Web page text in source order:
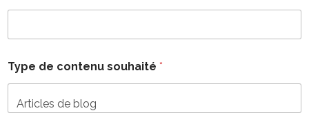
Type de contenu souhaité *